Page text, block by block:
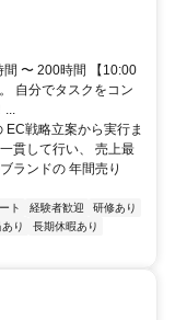
〜 200時間 【10:00
自分でタスクをコン
...
戦略立案から実行ま
貫して行い、 売上最
ランドの 年間売り
ト 経験者歓迎
研修あり
り
長期休暇あり